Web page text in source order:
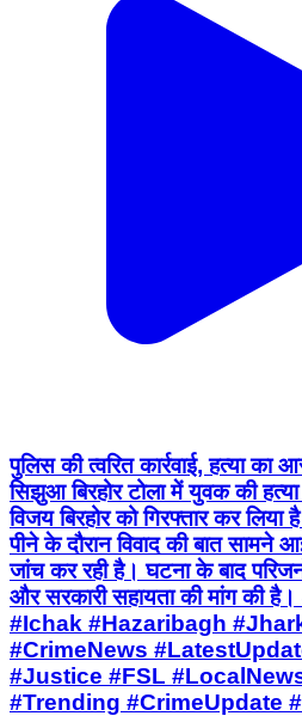
पुलिस की त्वरित कार्रवाई, हत्या का
सिझुआ बिरहोर टोला में युवक की
विजय बिरहोर को गिरफ्तार कर लिया
पीने के दौरान विवाद की बात
जांच कर रही है। घटना के बाद
और सरकारी सहायता की मांग की
#Ichak #Hazaribagh
#CrimeNews
#Justice #FSL
#Trending #CrimeUpdate